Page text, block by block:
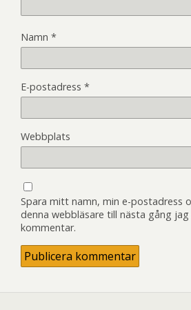
Namn *
E-postadress *
Webbplats
Spara mitt namn, min e-postadress
denna webbläsare till nästa gång jag
kommentar.